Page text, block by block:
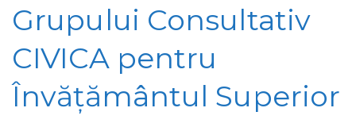
Grupului Consultativ
CIVICA pentru
Învățământul Superior